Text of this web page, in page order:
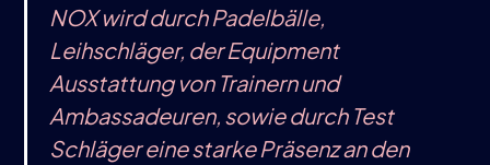
NOX wird durch Padelbälle,
Leihschläger, der Equipment
Ausstattung von Trainern und
Ambassadeuren, sowie durch Test
Schläger eine starke Präsenz an den